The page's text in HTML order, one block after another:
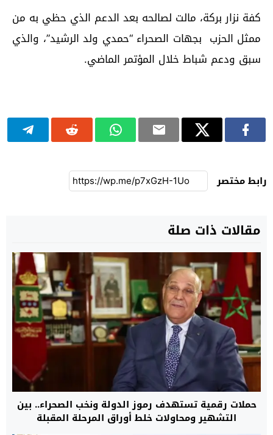
كفة نزار بركة، مالت لصالحه بعد الدعم الذي حظي به من
ممثل الحزب بجهات الصحراء “حمدي ولد الرشيد”، والذي
سبق ودعم شباط خلال المؤتمر الماضي.
رابط مختصر
مقالات ذات صلة
حملات رقمية تستهدف رموز الدولة ونخب الصحراء.. بين
التشهير ومحاولات خلط أوراق المرحلة المقبلة